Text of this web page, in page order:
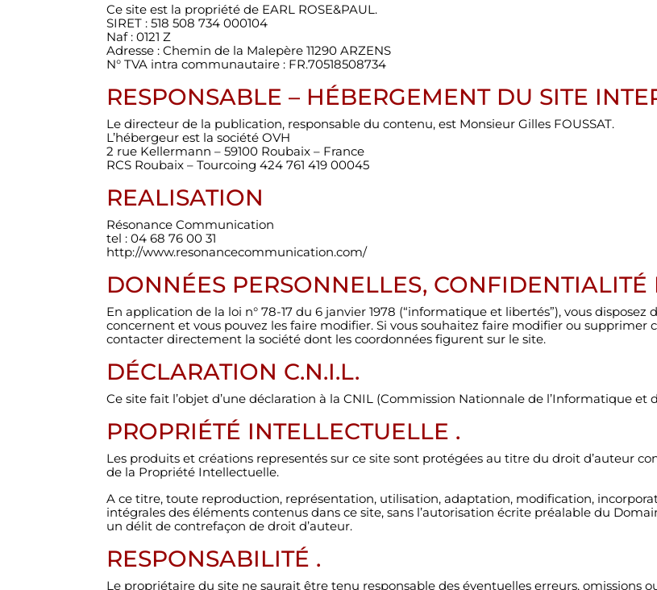
Ce site est la propriété de EARL ROSE&PAUL.
SIRET : 518 508 734 000104
Naf : 0121 Z
Adresse : Chemin de la Malepère 11290 ARZENS
N° TVA intra communautaire : FR.70518508734
RESPONSABLE – HÉBERGEMENT DU SITE
Le directeur de la publication, responsable du contenu, est Monsieur Gilles FOUSSAT.
L’hébergeur est la société OVH
2 rue Kellermann – 59100 Roubaix – France
RCS Roubaix – Tourcoing 424 761 419 00045
REALISATION
Résonance Communication
tel : 04 68 76 00 31
http://www.resonancecommunication.com/
DONNÉES PERSONNELLES, CONFIDENTIALITÉ
En application de la loi n° 78-17 du 6 janvier 1978 (“informatique et libertés”), vous disposez
concernent et vous pouvez les faire modifier. Si vous souhaitez faire modifier ou supprimer
contacter directement la société dont les coordonnées figurent sur le site.
DÉCLARATION C.N.I.L.
Ce site fait l’objet d’une déclaration à la CNIL (Commission Nationnale de l’Informatique et
PROPRIÉTÉ INTELLECTUELLE .
Les produits et créations representés sur ce site sont protégées au titre du droit d’auteur
de la Propriété Intellectuelle.
A ce titre, toute reproduction, représentation, utilisation, adaptation, modification,
intégrales des éléments contenus dans ce site, sans l’autorisation écrite préalable du
un délit de contrefaçon de droit d’auteur.
RESPONSABILITÉ .
Le propriétaire du site ne saurait être tenu responsable des éventuelles erreurs, omissions